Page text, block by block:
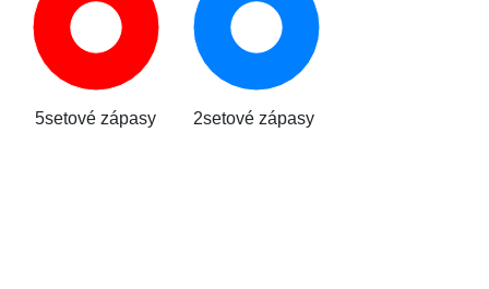
5setové zápasy 2setové zápasy